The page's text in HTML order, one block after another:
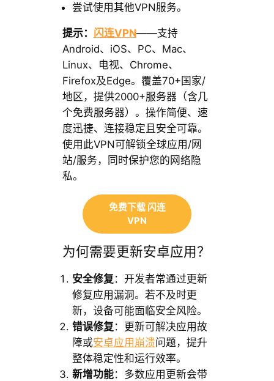
尝试使用其他VPN服务。
提示： 闪连VPN——支持
Android、iOS、PC、Mac、
Linux、电视、Chrome、
Firefox及Edge。覆盖70+国家/
地区，提供2000+服务器（含几
个免费服务器）。操作简便、速
度迅捷、连接稳定且安全可靠。
使用此VPN可解锁全球应用/网
站/服务，同时保护您的网络隐
私。
免费下载 闪连
VPN
为何需要更新安卓应用？
安全修复 ：开发者常通过更新
修复应用漏洞。若不及时更
新，设备可能面临安全风险。
错误修复 ：更新可解决应用故
障或安卓应用崩溃问题，提升
整体稳定性和运行效率。
新增功能：多数应用更新会带